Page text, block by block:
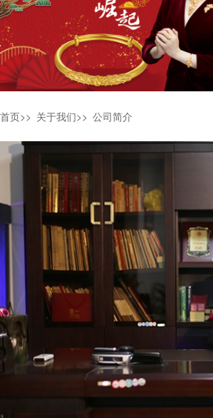
首页>> 关于我们>> 公司简介